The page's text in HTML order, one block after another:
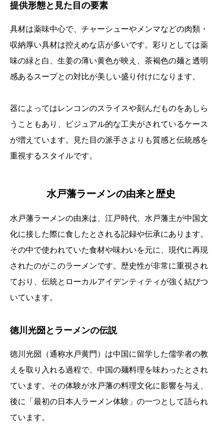
提供形態と見た目の要素
具材は薬味中心で、チャーシューやメンマなどの肉類・
収納厚い具材は控えめな店が多いです。彩りとしては薬
味の緑と白、生姜の薄い黄色が映え、茶褐色の麺と透明
感あるスープとの対比が美しい盛り付けになります。
器によってはレンコンのスライスや刻んだものをあしら
うこともあり、ビジュアル的な工夫がされているケース
が増えています。見た目の派手さよりも質感と伝統感を
重視するスタイルです。
水戸藩ラーメンの由来と歴史
水戸藩ラーメンの由来は、江戸時代、水戸藩主が中国文
化に接した際に食したとされる記録や伝承にあります。
その中で使われていた食材や味わいを元に、現代に再現
されたのがこのラーメンです。歴史性が非常に重視され
ており、伝統とローカルアイデンティティが強く結びつ
いています。
徳川光圀とラーメンの伝説
徳川光圀（通称水戸黄門）は中国に留学した儒学者の教
えを取り入れる過程で、中国の麺料理を味わったとされ
ています。その体験が水戸藩の料理文化に影響を与え、
後に「最初の日本人ラーメン体験」の一つとして語られ
ています。